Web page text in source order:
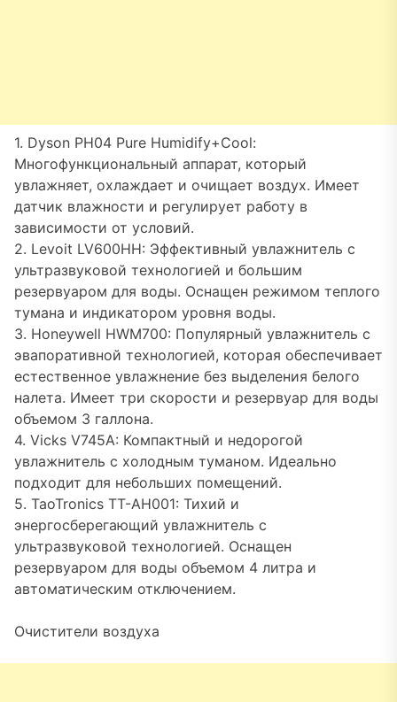
1. Dyson PH04 Pure Humidify+Cool:
Многофункциональный аппарат, который
увлажняет, охлаждает и очищает воздух. Имеет
датчик влажности и регулирует работу в
зависимости от условий.
2. Levoit LV600HH: Эффективный увлажнитель с
ультразвуковой технологией и большим
резервуаром для воды. Оснащен режимом теплого
тумана и индикатором уровня воды.
3. Honeywell HWM700: Популярный увлажнитель с
эвапоративной технологией, которая обеспечивает
естественное увлажнение без выделения белого
налета. Имеет три скорости и резервуар для воды
объемом 3 галлона.
4. Vicks V745A: Компактный и недорогой
увлажнитель с холодным туманом. Идеально
подходит для небольших помещений.
5. TaoTronics TT-AH001: Тихий и
энергосберегающий увлажнитель с
ультразвуковой технологией. Оснащен
резервуаром для воды объемом 4 литра и
автоматическим отключением.
Очистители воздуха